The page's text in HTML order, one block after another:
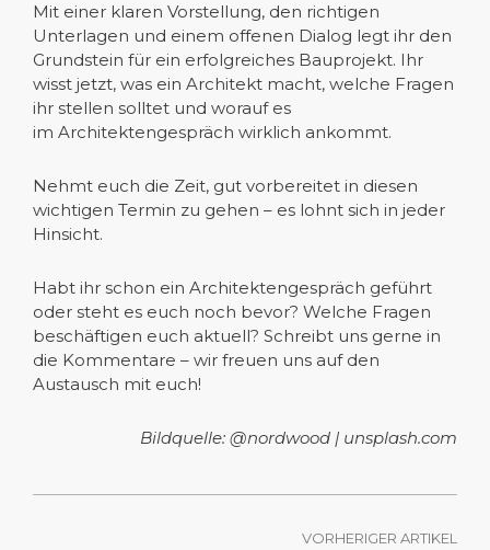
Mit einer klaren Vorstellung, den richtigen
Unterlagen und einem offenen Dialog legt ihr den
Grundstein für ein erfolgreiches Bauprojekt. Ihr
wisst jetzt, was ein Architekt macht, welche Fragen
ihr stellen solltet und worauf es
im Architektengespräch wirklich ankommt.
Nehmt euch die Zeit, gut vorbereitet in diesen
wichtigen Termin zu gehen – es lohnt sich in jeder
Hinsicht.
Habt ihr schon ein Architektengespräch geführt
oder steht es euch noch bevor? Welche Fragen
beschäftigen euch aktuell? Schreibt uns gerne in
die Kommentare – wir freuen uns auf den
Austausch mit euch!
Bildquelle: @nordwood | unsplash.com
VORHERIGER ARTIKEL